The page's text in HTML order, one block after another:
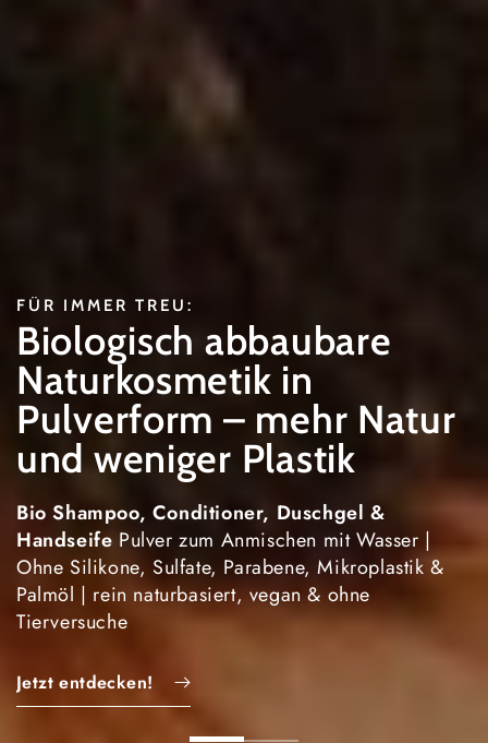
FÜR IMMER TREU:
Biologisch abbaubare
Naturkosmetik in
Pulverform – mehr Natur
und weniger Plastik
Bio Shampoo, Conditioner, Duschgel &
Handseife Pulver zum Anmischen mit Wasser |
Ohne Silikone, Sulfate, Parabene, Mikroplastik &
Palmöl | rein naturbasiert, vegan & ohne
Tierversuche
Jetzt entdecken!
Jetzt Plastik sparen!